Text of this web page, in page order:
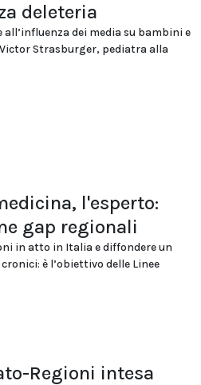
deleteria
all’influenza dei media su bambini e
Strasburger, pediatra alla
l'esperto:
gap regionali
in atto in Italia e diffondere un
è l’obiettivo delle Linee
Regioni intesa